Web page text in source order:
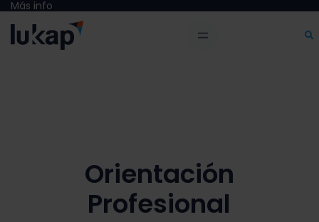
Más info
Orientación
Profesional